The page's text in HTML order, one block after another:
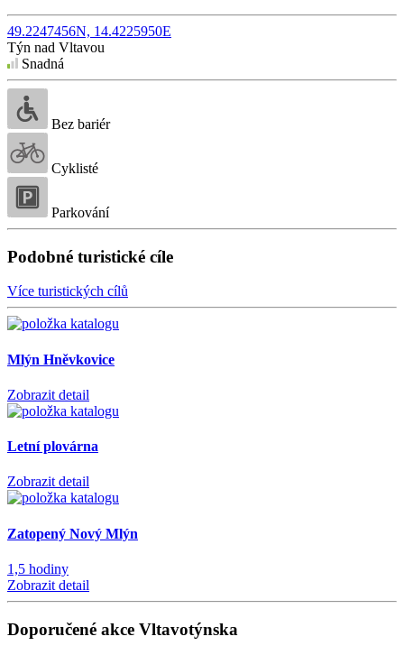
49.2247456N, 14.4225950E
Týn nad Vltavou
Snadná
Bez bariér
Cyklisté
Parkování
Podobné turistické cíle
Více turistických cílů
Mlýn Hněvkovice
Zobrazit detail
Letní plovárna
Zobrazit detail
Zatopený Nový Mlýn
1,5 hodiny
Zobrazit detail
Doporučené akce Vltavotýnska